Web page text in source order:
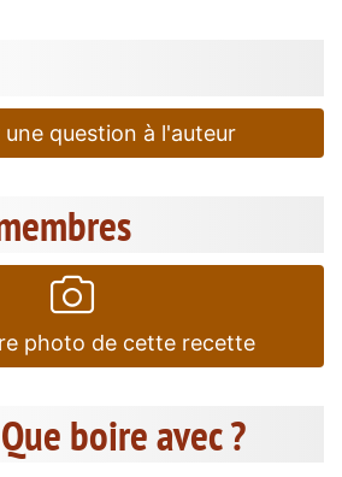
une question à l'auteur
photo de cette recette
boire avec ?